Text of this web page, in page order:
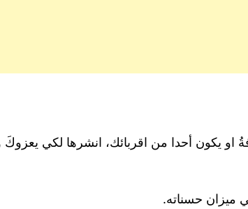
او يكون أحدا من اقربائك، انشرها لكي
ميزان حسناته.